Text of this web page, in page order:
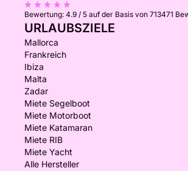
Bewertung: 4.9 / 5 auf der Basis von 713471
URLAUBSZIELE
Mallorca
Frankreich
Ibiza
Malta
Zadar
Miete Segelboot
Miete Motorboot
Miete Katamaran
Miete RIB
Miete Yacht
Alle Hersteller